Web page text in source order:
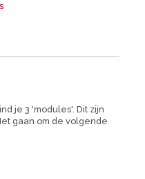
je 3 'modules'. Dit zijn
gaan om de volgende